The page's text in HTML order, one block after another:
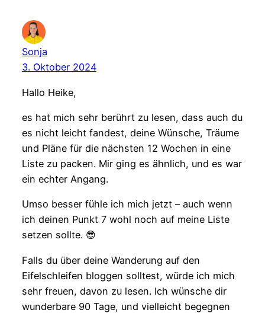
Sonja
3. Oktober 2024
Hallo Heike,
es hat mich sehr berührt zu lesen, dass auch du
es nicht leicht fandest, deine Wünsche, Träume
und Pläne für die nächsten 12 Wochen in eine
Liste zu packen. Mir ging es ähnlich, und es war
ein echter Angang.
Umso besser fühle ich mich jetzt – auch wenn
ich deinen Punkt 7 wohl noch auf meine Liste
setzen sollte. 😎
Falls du über deine Wanderung auf den
Eifelschleifen bloggen solltest, würde ich mich
sehr freuen, davon zu lesen. Ich wünsche dir
wunderbare 90 Tage, und vielleicht begegnen